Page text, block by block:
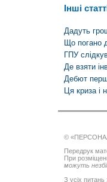
Інші
Дадуть
Що погано
ГПУ
Де взяти
Дебют
Ця криза і
© «ПЕРСОНАЛ
Передрук
При
можуть
З усіх питань